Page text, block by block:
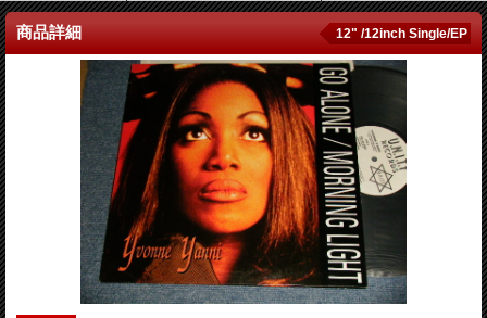
商品詳細 12" /12inch Single/EP